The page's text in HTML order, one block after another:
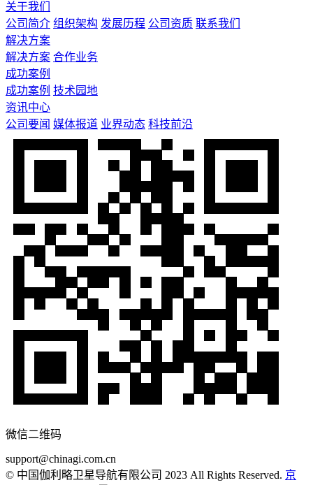
关于我们
公司简介 组织架构 发展历程 公司资质 联系我们
解决方案
解决方案 合作业务
成功案例
成功案例 技术园地
资讯中心
公司要闻 媒体报道 业界动态 科技前沿
微信二维码
support@chinagi.com.cn
© 中国伽利略卫星导航有限公司 2023 All Rights Reserved. 京